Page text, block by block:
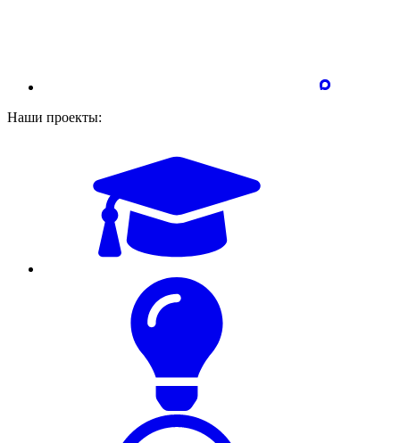
Наши проекты: